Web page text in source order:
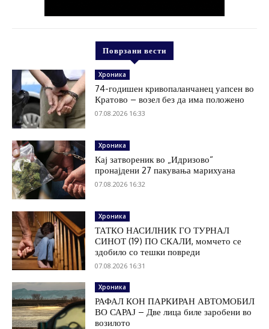
Поврзани вести
Хроника
74-годишен кривопаланчанец уапсен во
Кратово – возел без да има положено
07.08.2026 16:33
Хроника
Кај затвореник во „Идризово“
пронајдени 27 пакувања марихуана
07.08.2026 16:32
Хроника
ТАТКО НАСИЛНИК ГО ТУРНАЛ
СИНОТ (19) ПО СКАЛИ, момчето се
здобило со тешки повреди
07.08.2026 16:31
Хроника
РАФАЛ КОН ПАРКИРАН АВТОМОБИЛ
ВО САРАЈ – Две лица биле заробени во
возилото